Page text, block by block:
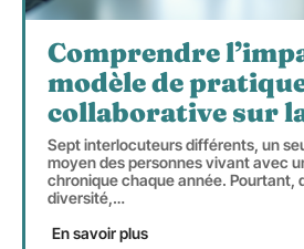
Comprendre
modèle de
collaborative sur
Sept interlocuteurs différents, un
moyen des personnes vivant avec
chronique chaque année. Pourtant,
diversité,…
En savoir plus